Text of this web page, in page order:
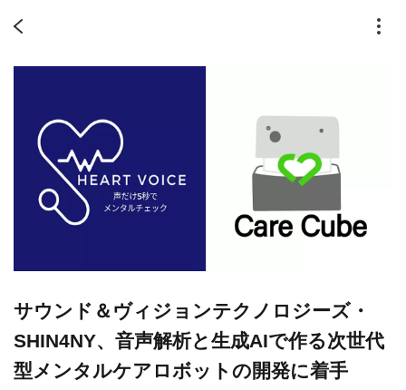
サウンド＆ヴィジョンテクノロジーズ・
SHIN4NY、音声解析と生成AIで作る次世代
型メンタルケアロボットの開発に着手